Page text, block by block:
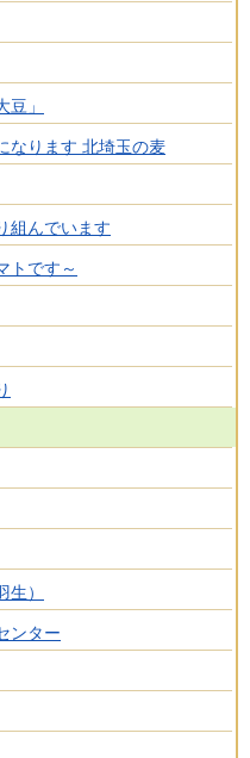
」
なります 北埼玉の麦
組んでいます
トです～
）
ンター